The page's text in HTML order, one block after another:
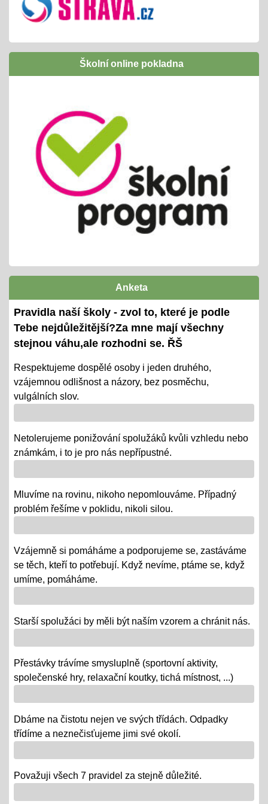
Inovativní vzdělávání /Šablony I OPJAK
01.09.2024
následně budeme žádat zapojení do Šablony
II OPJAK
Letní slavnost
25.06.2024
příprava tradiční celoškolní akce
propojeno do vrstevnického vyučování
variabilní termín dle počasí /25. nebo 26.6.
Pololetní zjišťování a vyhodnocování
výstupů ŠVP pro 2. pololetí
Ověřování výstupů vzd. k 1. pololetí
08.01.2024
- tradiční KP a TP od 8. 1. do 22. 1.
- termíny oznámeny na KOMENS
- DRŽÍME PĚSTI
Vánoce - tradiční projektová výuka
01.12.2018
- po celý ADVENT využijeme projektovou výuku v
letos bez JARMARKU, ale s vrstevnickou výukou ve
VV = "MALÍ UČÍ VELKÉ"
08.10.2018
- vědomostní a výtvarné soutěže
- školní rozhlasové vysílání
Výlety tříd, exkurze
12.06.2018
- od 18. 6. se "chystají" třídy za novými poznatky a
"Maturity" - IX.
06.06.2018
- 6. a 7. 6. = volná témata v prezentacích a "ústní" /
volba otázky - závěrečné zkoušky IX.
Školní online pokladna
Anketa
Pravidla naší školy - zvol to, které je podle
Tebe nejdůležitější?Za mne mají všechny
stejnou váhu,ale rozhodni se. ŘŠ
Respektujeme dospělé osoby i jeden druhého,
vzájemnou odlišnost a názory, bez posměchu,
vulgálních slov.
Netolerujeme ponižování spolužáků kvůli vzhledu nebo
známkám, i to je pro nás nepřípustné.
Mluvíme na rovinu, nikoho nepomlouváme. Případný
problém řešíme v poklidu, nikoli silou.
Vzájemně si pomáháme a podporujeme se, zastáváme
se těch, kteří to potřebují. Když nevíme, ptáme se, když
umíme, pomáháme.
Starší spolužáci by měli být naším vzorem a chránit nás.
Přestávky trávíme smysluplně (sportovní aktivity,
společenské hry, relaxační koutky, tichá místnost, ...)
Dbáme na čistotu nejen ve svých třídách. Odpadky
třídíme a neznečisťujeme jimi své okolí.
Považuji všech 7 pravidel za stejně důležité.